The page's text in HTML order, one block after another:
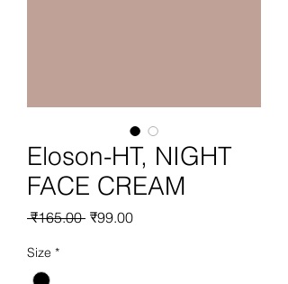
Eloson-HT, NIGHT
FACE CREAM
₹165.00 Regular
₹99.00Sale
Size *